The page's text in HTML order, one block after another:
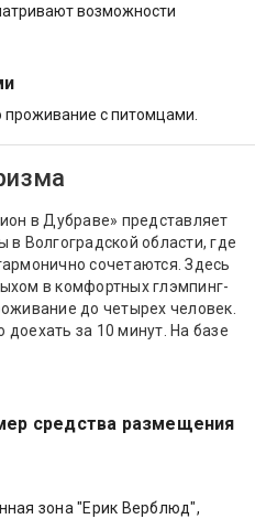
возможности
с питомцами.
в Дубраве» представляет
Волгоградской области, где
сочетаются. Здесь
в комфортных глэмпинг-
до четырех человек.
за 10 минут. На базе
средства размещения
зона "Ерик Верблюд",